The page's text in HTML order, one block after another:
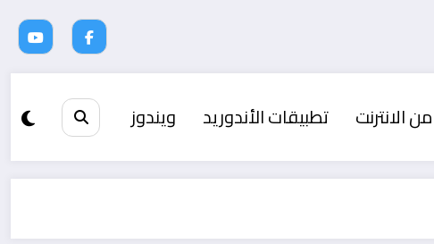
الانترنت تطبيقات الأندوريد ويندوز